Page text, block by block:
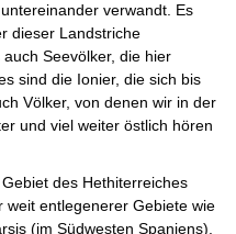
verwandt. Es
dieser Landstriche
Seevölker, die hier
sind die Ionier, die sich bis
Völker, von denen wir in der
und viel weiter östlich hören
des Hethiterreiches
entlegenerer Gebiete wie
(im Südwesten Spaniens).